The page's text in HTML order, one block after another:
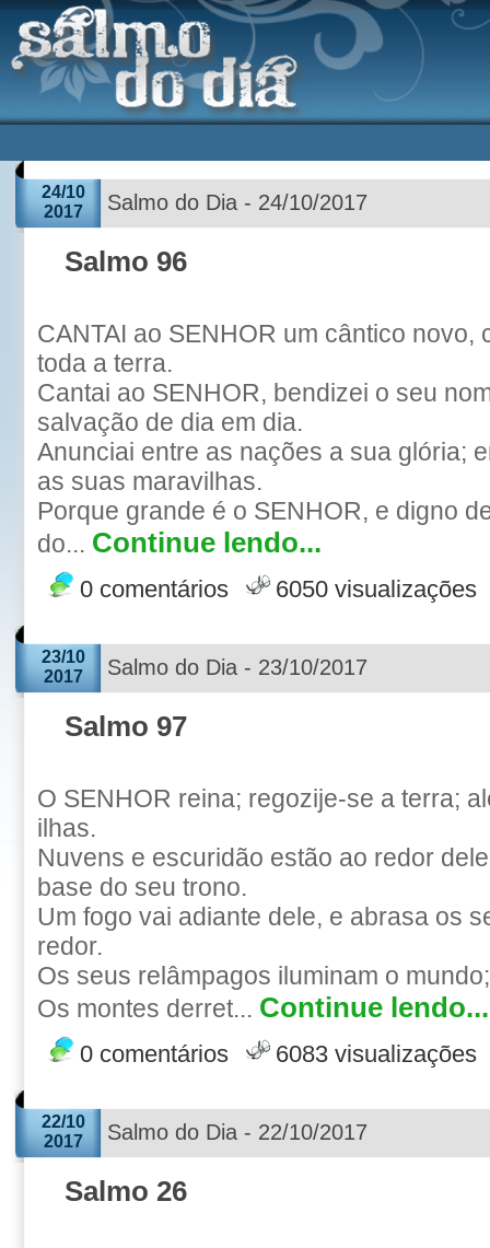
24/10
2017
Salmo do Dia - 24/10/2017
Salmo 96
CANTAI ao SENHOR um cântico novo,
toda a terra.
Cantai ao SENHOR, bendizei o seu
salvação de dia em dia.
Anunciai entre as nações a sua glória;
as suas maravilhas.
Porque grande é o SENHOR, e digno
do... Continue lendo...
0 comentários 6050 visualizações
23/10
2017
Salmo do Dia - 23/10/2017
Salmo 97
O SENHOR reina; regozije-se a terra;
ilhas.
Nuvens e escuridão estão ao redor
base do seu trono.
Um fogo vai adiante dele, e abrasa os
redor.
Os seus relâmpagos iluminam o
Os montes derret... Continue lendo...
0 comentários 6083 visualizações
22/10
2017
Salmo do Dia - 22/10/2017
Salmo 26